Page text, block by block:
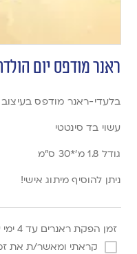
ראנר מודפס יום הולדת 50
בלעדי-ראנר מודפס בעיצוב יום
עשוי בד סינטטי
גודל 1.8 מ’*30 ס”מ
ניתן להוסיף מיתוג אישי!
זמן הפקת ראנרים עד 4 ימי עסקים מאישור הגרפיקה*
קראתי ומאשר/ת את